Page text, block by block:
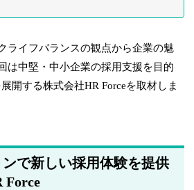
ライフバランスの観点から企業の魅
は中堅・中小企業の採用支援を目的
開する株式会社HR Forceを取材しま
で新しい採用体験を提供
Force